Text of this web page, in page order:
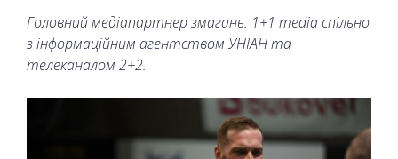
Головний медіапартнер змагань: 1+1 media спільно
з інформаційним агентством УНІАН та
телеканалом 2+2.